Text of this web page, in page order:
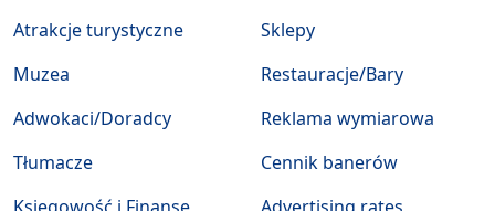
Atrakcje turystyczne
Muzea
Sklepy
Restauracje/Bary
Adwokaci/Doradcy
Tłumacze
Reklama wymiarowa
Cennik banerów